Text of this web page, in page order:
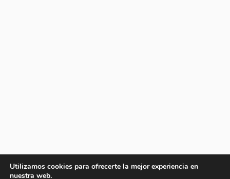
Utilizamos cookies para ofrecerte la mejor experiencia en
nuestra web.